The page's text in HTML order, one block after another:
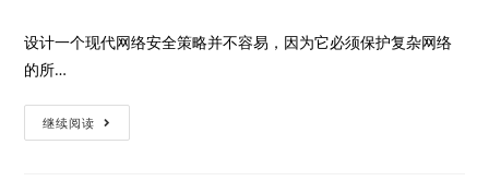
设计一个现代网络安全策略并不容易，因为它必须保护复杂网络
的所…
继续阅读